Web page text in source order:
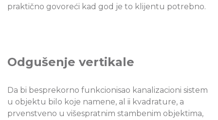
praktično govoreći kad god je to klijentu potrebno.
Odgušenje vertikale
Da bi besprekorno funkcionisao kanalizacioni sistem
u objektu bilo koje namene, al ii kvadrature, a
prvenstveno u višespratnim stambenim objektima,